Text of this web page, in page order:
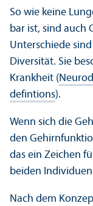
So wie keine
bar ist, sind auch
Unter­schiede
Diversität. Sie
Krankheit (
defintions).
Wenn sich die
den
das ein Zeichen
beiden
Nach dem